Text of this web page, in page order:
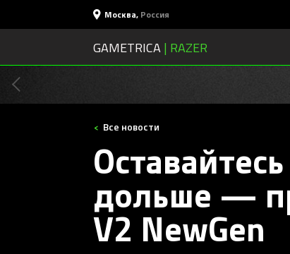
Москва, Россия
GAMETRICA | RAZER
Все новости
дольше —
V2 NewGen